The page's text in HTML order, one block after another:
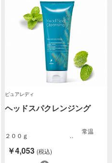
ピュアレディ
ヘッドスパクレンジング
２００ｇ 常温
￥4,053 (税込)